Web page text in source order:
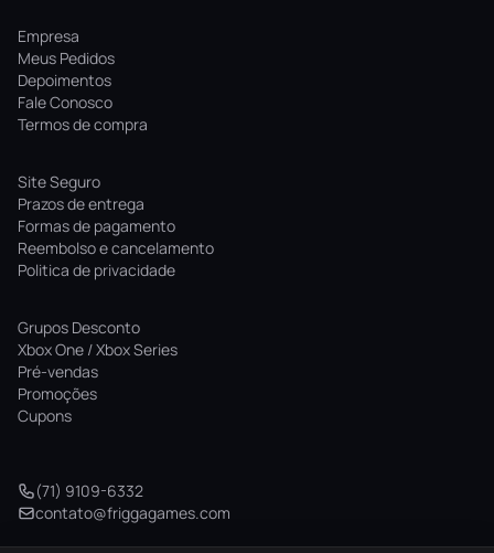
Empresa
Meus Pedidos
Depoimentos
Fale Conosco
Termos de compra
Site Seguro
Prazos de entrega
Formas de pagamento
Reembolso e cancelamento
Politica de privacidade
Grupos Desconto
Xbox One / Xbox Series
Pré-vendas
Promoções
Cupons
(71) 9109-6332
contato@friggagames.com